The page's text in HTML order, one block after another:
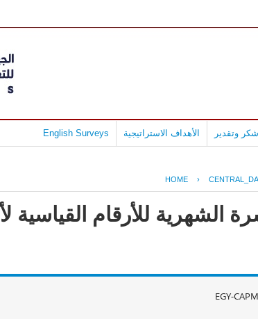
شكر وتقدير الأهداف الاستراتيجية English Surveys
HOME ›
الشهرية للأرقام القياسية
EGY-